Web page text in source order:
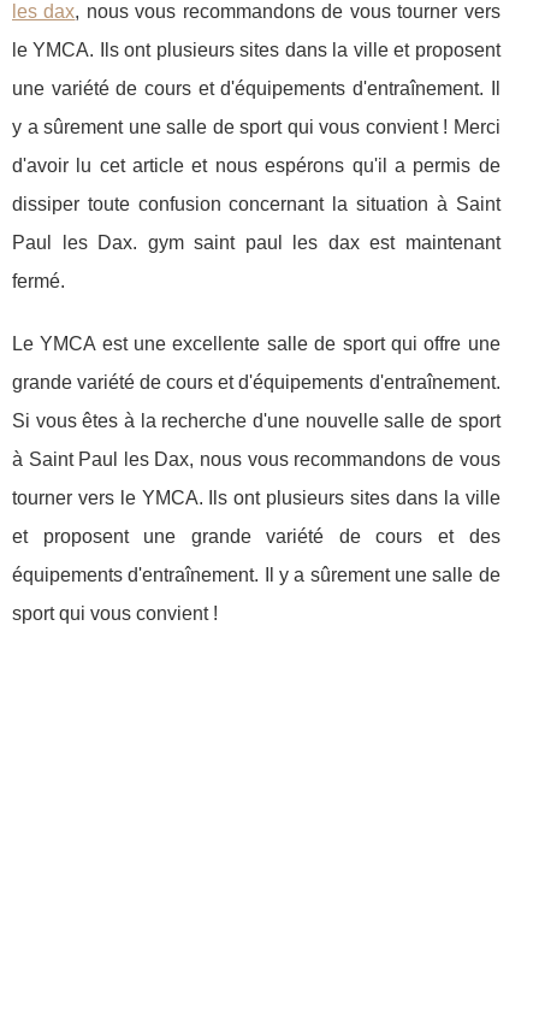
les dax, nous vous recommandons de vous tourner vers
le YMCA. Ils ont plusieurs sites dans la ville et proposent
une variété de cours et d'équipements d'entraînement. Il
y a sûrement une salle de sport qui vous convient ! Merci
d'avoir lu cet article et nous espérons qu'il a permis de
dissiper toute confusion concernant la situation à Saint
Paul les Dax. gym saint paul les dax est maintenant
fermé.
Le YMCA est une excellente salle de sport qui offre une
grande variété de cours et d'équipements d'entraînement.
Si vous êtes à la recherche d'une nouvelle salle de sport
à Saint Paul les Dax, nous vous recommandons de vous
tourner vers le YMCA. Ils ont plusieurs sites dans la ville
et proposent une grande variété de cours et des
équipements d'entraînement. Il y a sûrement une salle de
sport qui vous convient !